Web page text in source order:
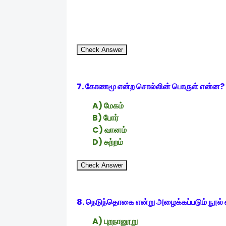
Check Answer
7. கோணமூ என்ற சொல்லின் பொருள் என்ன?
A) மேகம்
B) போர்
C) வானம்
D) சுற்றம்
Check Answer
8. நெடுந்தொகை என்று அழைக்கப்படும் நூல்
A) புறநானூறு